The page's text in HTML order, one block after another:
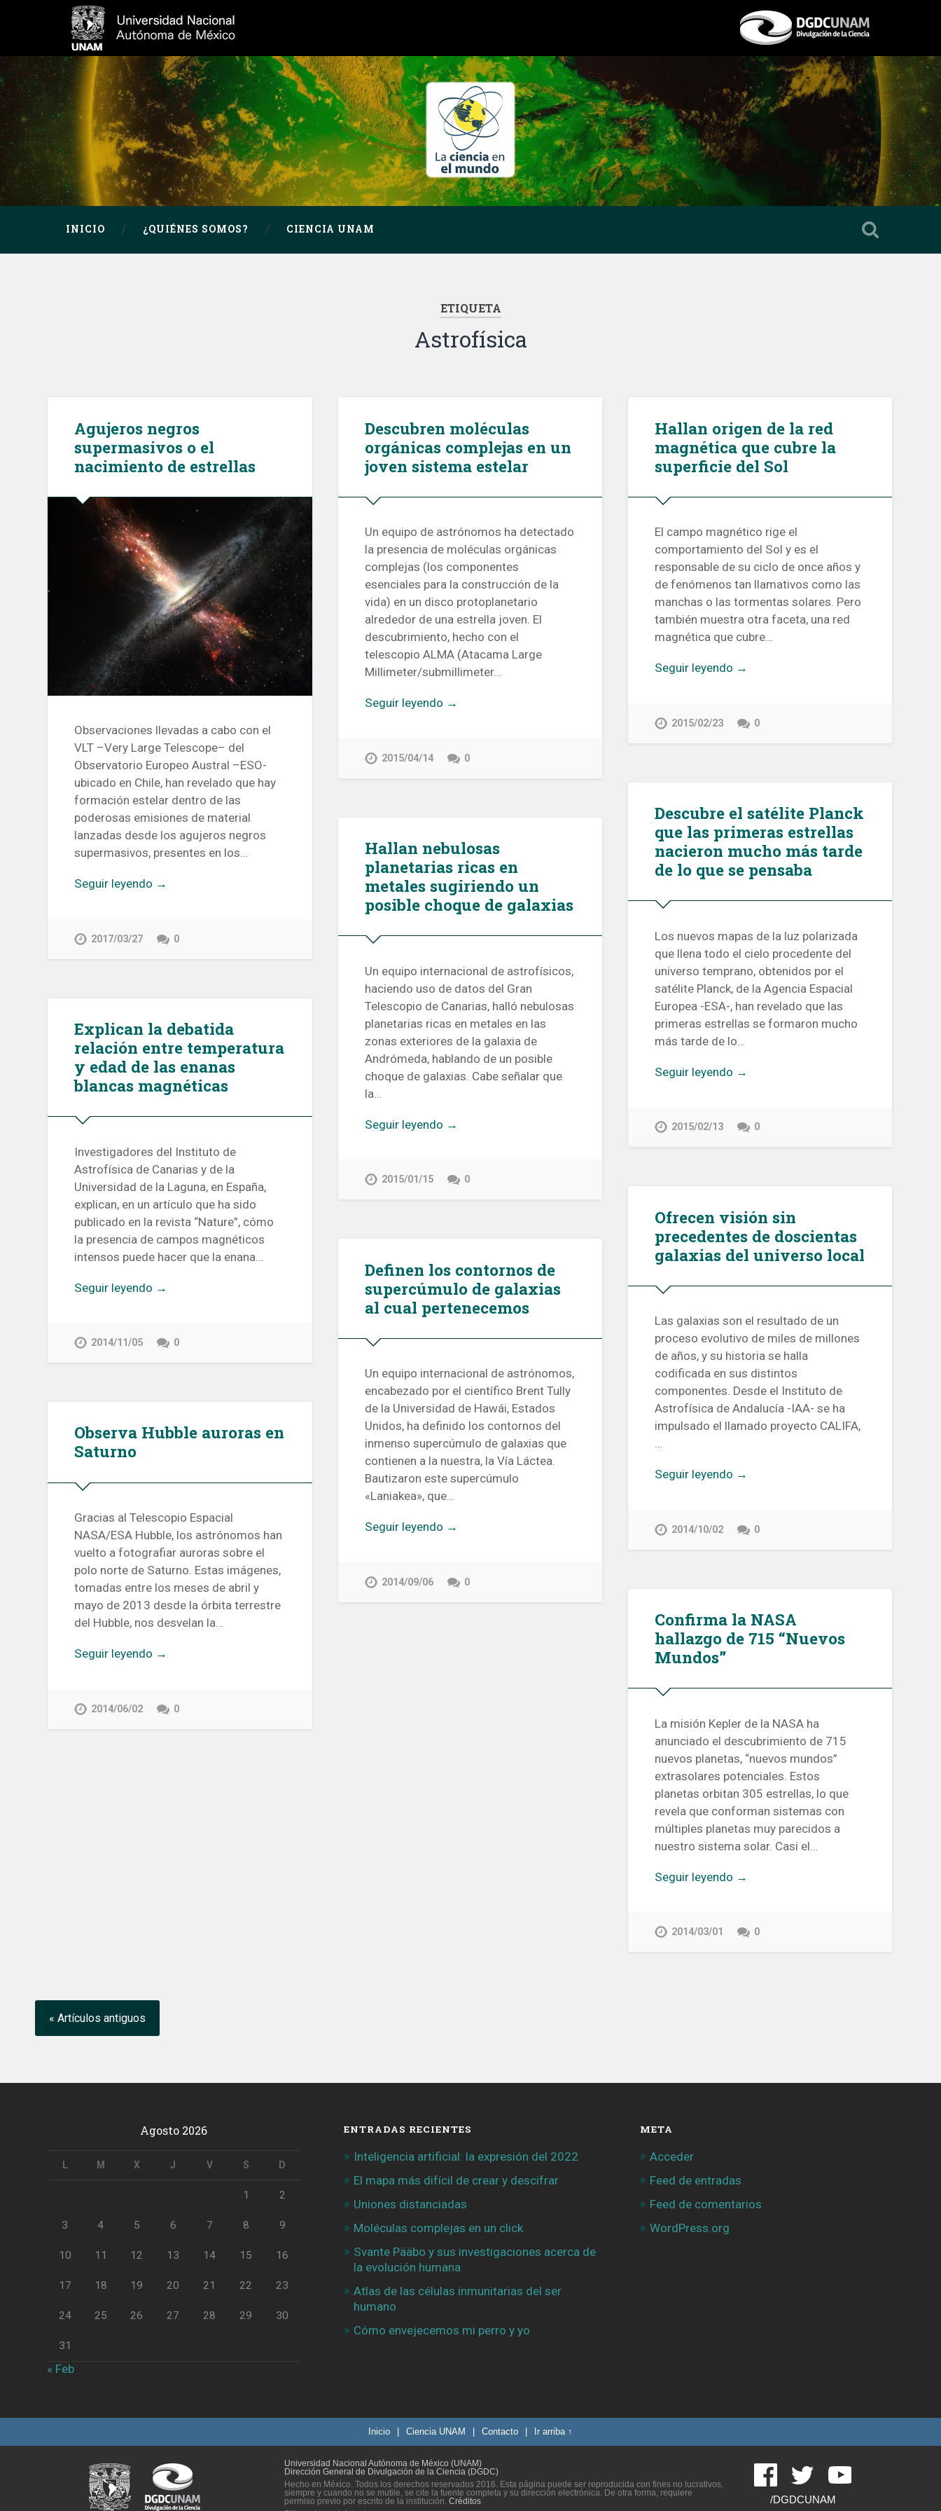
INICIO ¿QUIÉNES SOMOS? CIENCIA UNAM
ETIQUETA
Astrofísica
Agujeros negros
supermasivos o el
nacimiento de estrellas
Observaciones llevadas a cabo con el
VLT –Very Large Telescope– del
Observatorio Europeo Austral –ESO-
ubicado en Chile, han revelado que hay
formación estelar dentro de las
poderosas emisiones de material
lanzadas desde los agujeros negros
supermasivos, presentes en los…
Seguir leyendo →
2017/03/27 0
Descubren moléculas
orgánicas complejas en un
joven sistema estelar
Un equipo de astrónomos ha detectado
la presencia de moléculas orgánicas
complejas (los componentes
esenciales para la construcción de la
vida) en un disco protoplanetario
alrededor de una estrella joven. El
descubrimiento, hecho con el
telescopio ALMA (Atacama Large
Millimeter/submillimeter…
Seguir leyendo →
2015/04/14 0
Hallan origen de la red
magnética que cubre la
superficie del Sol
El campo magnético rige el
comportamiento del Sol y es el
responsable de su ciclo de once años y
de fenómenos tan llamativos como las
manchas o las tormentas solares. Pero
también muestra otra faceta, una red
magnética que cubre…
Seguir leyendo →
2015/02/23 0
Descubre el satélite Planck
que las primeras estrellas
nacieron mucho más tarde
de lo que se pensaba
Los nuevos mapas de la luz polarizada
que llena todo el cielo procedente del
universo temprano, obtenidos por el
satélite Planck, de la Agencia Espacial
Europea -ESA-, han revelado que las
primeras estrellas se formaron mucho
más tarde de lo…
Seguir leyendo →
2015/02/13 0
Hallan nebulosas
planetarias ricas en
metales sugiriendo un
posible choque de galaxias
Un equipo internacional de astrofísicos,
haciendo uso de datos del Gran
Telescopio de Canarias, halló nebulosas
planetarias ricas en metales en las
zonas exteriores de la galaxia de
Andrómeda, hablando de un posible
choque de galaxias. Cabe señalar que
la…
Seguir leyendo →
2015/01/15 0
Explican la debatida
relación entre temperatura
y edad de las enanas
blancas magnéticas
Investigadores del Instituto de
Astrofísica de Canarias y de la
Universidad de la Laguna, en España,
explican, en un artículo que ha sido
publicado en la revista “Nature”, cómo
la presencia de campos magnéticos
intensos puede hacer que la enana…
Seguir leyendo →
2014/11/05 0
Ofrecen visión sin
precedentes de doscientas
galaxias del universo local
Las galaxias son el resultado de un
proceso evolutivo de miles de millones
de años, y su historia se halla
codificada en sus distintos
componentes. Desde el Instituto de
Astrofísica de Andalucía -IAA- se ha
impulsado el llamado proyecto CALIFA,
…
Seguir leyendo →
2014/10/02 0
Definen los contornos de
supercúmulo de galaxias
al cual pertenecemos
Un equipo internacional de astrónomos,
encabezado por el científico Brent Tully
de la Universidad de Hawái, Estados
Unidos, ha definido los contornos del
inmenso supercúmulo de galaxias que
contienen a la nuestra, la Vía Láctea.
Bautizaron este supercúmulo
«Laniakea», que…
Seguir leyendo →
2014/09/06 0
Observa Hubble auroras en
Saturno
Gracias al Telescopio Espacial
NASA/ESA Hubble, los astrónomos han
vuelto a fotografiar auroras sobre el
polo norte de Saturno. Estas imágenes,
tomadas entre los meses de abril y
mayo de 2013 desde la órbita terrestre
del Hubble, nos desvelan la…
Seguir leyendo →
2014/06/02 0
Confirma la NASA
hallazgo de 715 “Nuevos
Mundos”
La misión Kepler de la NASA ha
anunciado el descubrimiento de 715
nuevos planetas, “nuevos mundos”
extrasolares potenciales. Estos
planetas orbitan 305 estrellas, lo que
revela que conforman sistemas con
múltiples planetas muy parecidos a
nuestro sistema solar. Casi el…
Seguir leyendo →
2014/03/01 0
« Artículos antiguos
Agosto 2026
L M X J V S D
1 2
3 4 5 6 7 8 9
10 11 12 13 14 15 16
17 18 19 20 21 22 23
24 25 26 27 28 29 30
31
« Feb
ENTRADAS RECIENTES
Inteligencia artificial: la expresión del 2022
El mapa más difícil de crear y descifrar
Uniones distanciadas
Moléculas complejas en un click
Svante Pääbo y sus investigaciones acerca de
la evolución humana
Atlas de las células inmunitarias del ser
humano
Cómo envejecemos mi perro y yo
META
Acceder
Feed de entradas
Feed de comentarios
WordPress.org
Inicio Ciencia UNAM Contacto Ir arriba ↑
Universidad Nacional Autónoma de México (UNAM)
Dirección General de Divulgación de la Ciencia (DGDC)
Hecho en México. Todos los derechos reservados 2016. Esta página puede ser reproducida con fines no lucrativos,
siempre y cuando no se mutile, se cite la fuente completa y su dirección electrónica. De otra forma, requiere
permiso previo por escrito de la institución. Créditos
/DGDCUNAM